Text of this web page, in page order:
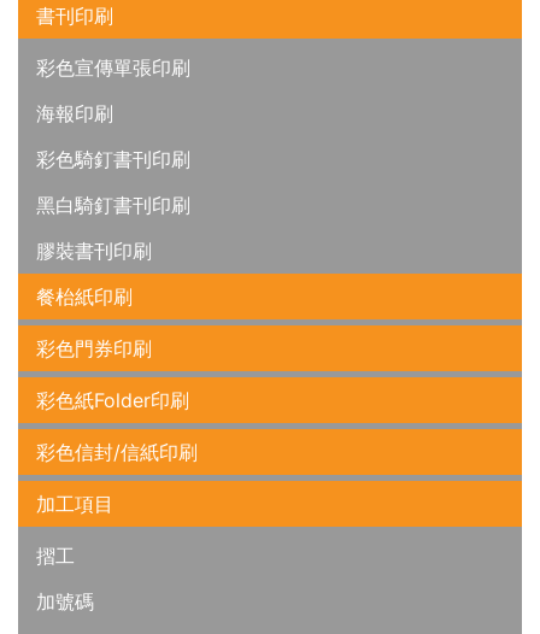
書刊印刷
彩色宣傳單張印刷
海報印刷
彩色騎釘書刊印刷
黑白騎釘書刊印刷
膠裝書刊印刷
餐枱紙印刷
彩色門券印刷
彩色紙Folder印刷
彩色信封/信紙印刷
加工項目
摺工
加號碼